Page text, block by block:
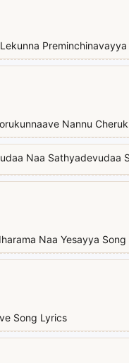
Preminchinavayya
Nannu
Naa Sathyadevudaa
Naa Yesayya Song
Song Lyrics